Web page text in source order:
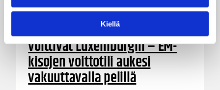
Kiellä
EM-kilpailut 08.08.2026 00:37
Suomen 16-vuotiaat pojat
voittivat Luxemburgin – EM-
kisojen voittotili aukesi
vakuuttavalla pelillä